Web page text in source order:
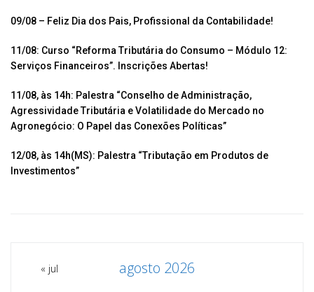
o
k
p
p
til
h
ar
09/08 – Feliz Dia dos Pais, Profissional da Contabilidade!
11/08: Curso “Reforma Tributária do Consumo – Módulo 12:
Serviços Financeiros”. Inscrições Abertas!
11/08, às 14h: Palestra “Conselho de Administração,
Agressividade Tributária e Volatilidade do Mercado no
Agronegócio: O Papel das Conexões Políticas”
12/08, às 14h(MS): Palestra “Tributação em Produtos de
Investimentos”
agosto 2026
« jul